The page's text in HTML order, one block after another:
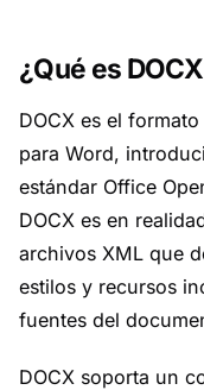
¿Qué es
DOCX es el
para Word,
estándar Office
DOCX es en
archivos XML que
estilos y recursos
fuentes del
DOCX soporta un